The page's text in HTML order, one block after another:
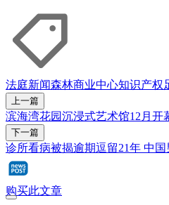
法庭新闻森林商业中心知识产权
上一篇
滨海湾花园沉浸式艺术馆12月开
下一篇
诊所看病被揭逾期逗留21年 中国
购买此文章